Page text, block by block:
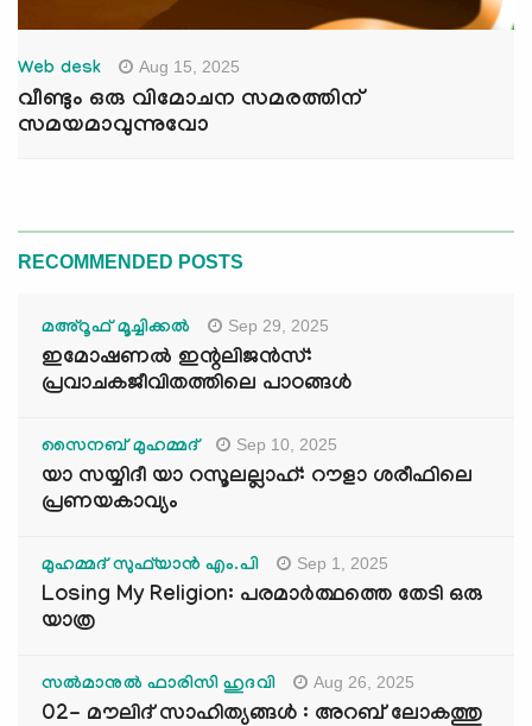
Web desk Aug 15, 2025
വീണ്ടും ഒരു വിമോചന സമരത്തിന്
സമയമാവുന്നുവോ
RECOMMENDED POSTS
മഅ്റൂഫ് മൂച്ചിക്കല്‍ Sep 29, 2025
ഇമോഷണൽ ഇന്റലിജൻസ്:
പ്രവാചകജീവിതത്തിലെ പാഠങ്ങൾ
സൈനബ് മുഹമ്മദ് Sep 10, 2025
യാ സയ്യിദീ യാ റസൂലല്ലാഹ്: റൗളാ ശരീഫിലെ
പ്രണയകാവ്യം
മുഹമ്മദ് സുഫ്‌യാൻ എം.പി Sep 1, 2025
Losing My Religion: പരമാർത്ഥത്തെ തേടി ഒരു
യാത്ര
സൽമാനുൽ ഫാരിസി ഹുദവി Aug 26, 2025
02- മൗലിദ് സാഹിത്യങ്ങൾ : അറബ് ലോകത്തു